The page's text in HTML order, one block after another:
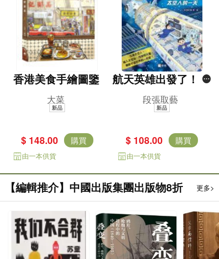
香港美食手繪圖鑒
大菜
新品
$ 148.00 購買
由一本供貨
航天英雄出發了！太
空人的一天 [新雅．
知識館]
段張取藝
新品
$ 108.00 購買
由一本供貨
【編輯推介】中國出版集團出版物8折 更多>